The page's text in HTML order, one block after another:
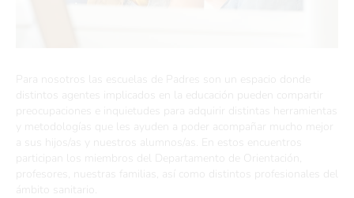
Para nosotros las escuelas de Padres son un espacio donde
distintos agentes implicados en la educación pueden compartir
preocupaciones e inquietudes para adquirir distintas herramientas
y metodologías que les ayuden a poder acompañar mucho mejor
a sus hijos/as y nuestros alumnos/as. En estos encuentros
participan los miembros del Departamento de Orientación,
profesores, nuestras familias, así como distintos profesionales del
ámbito sanitario.